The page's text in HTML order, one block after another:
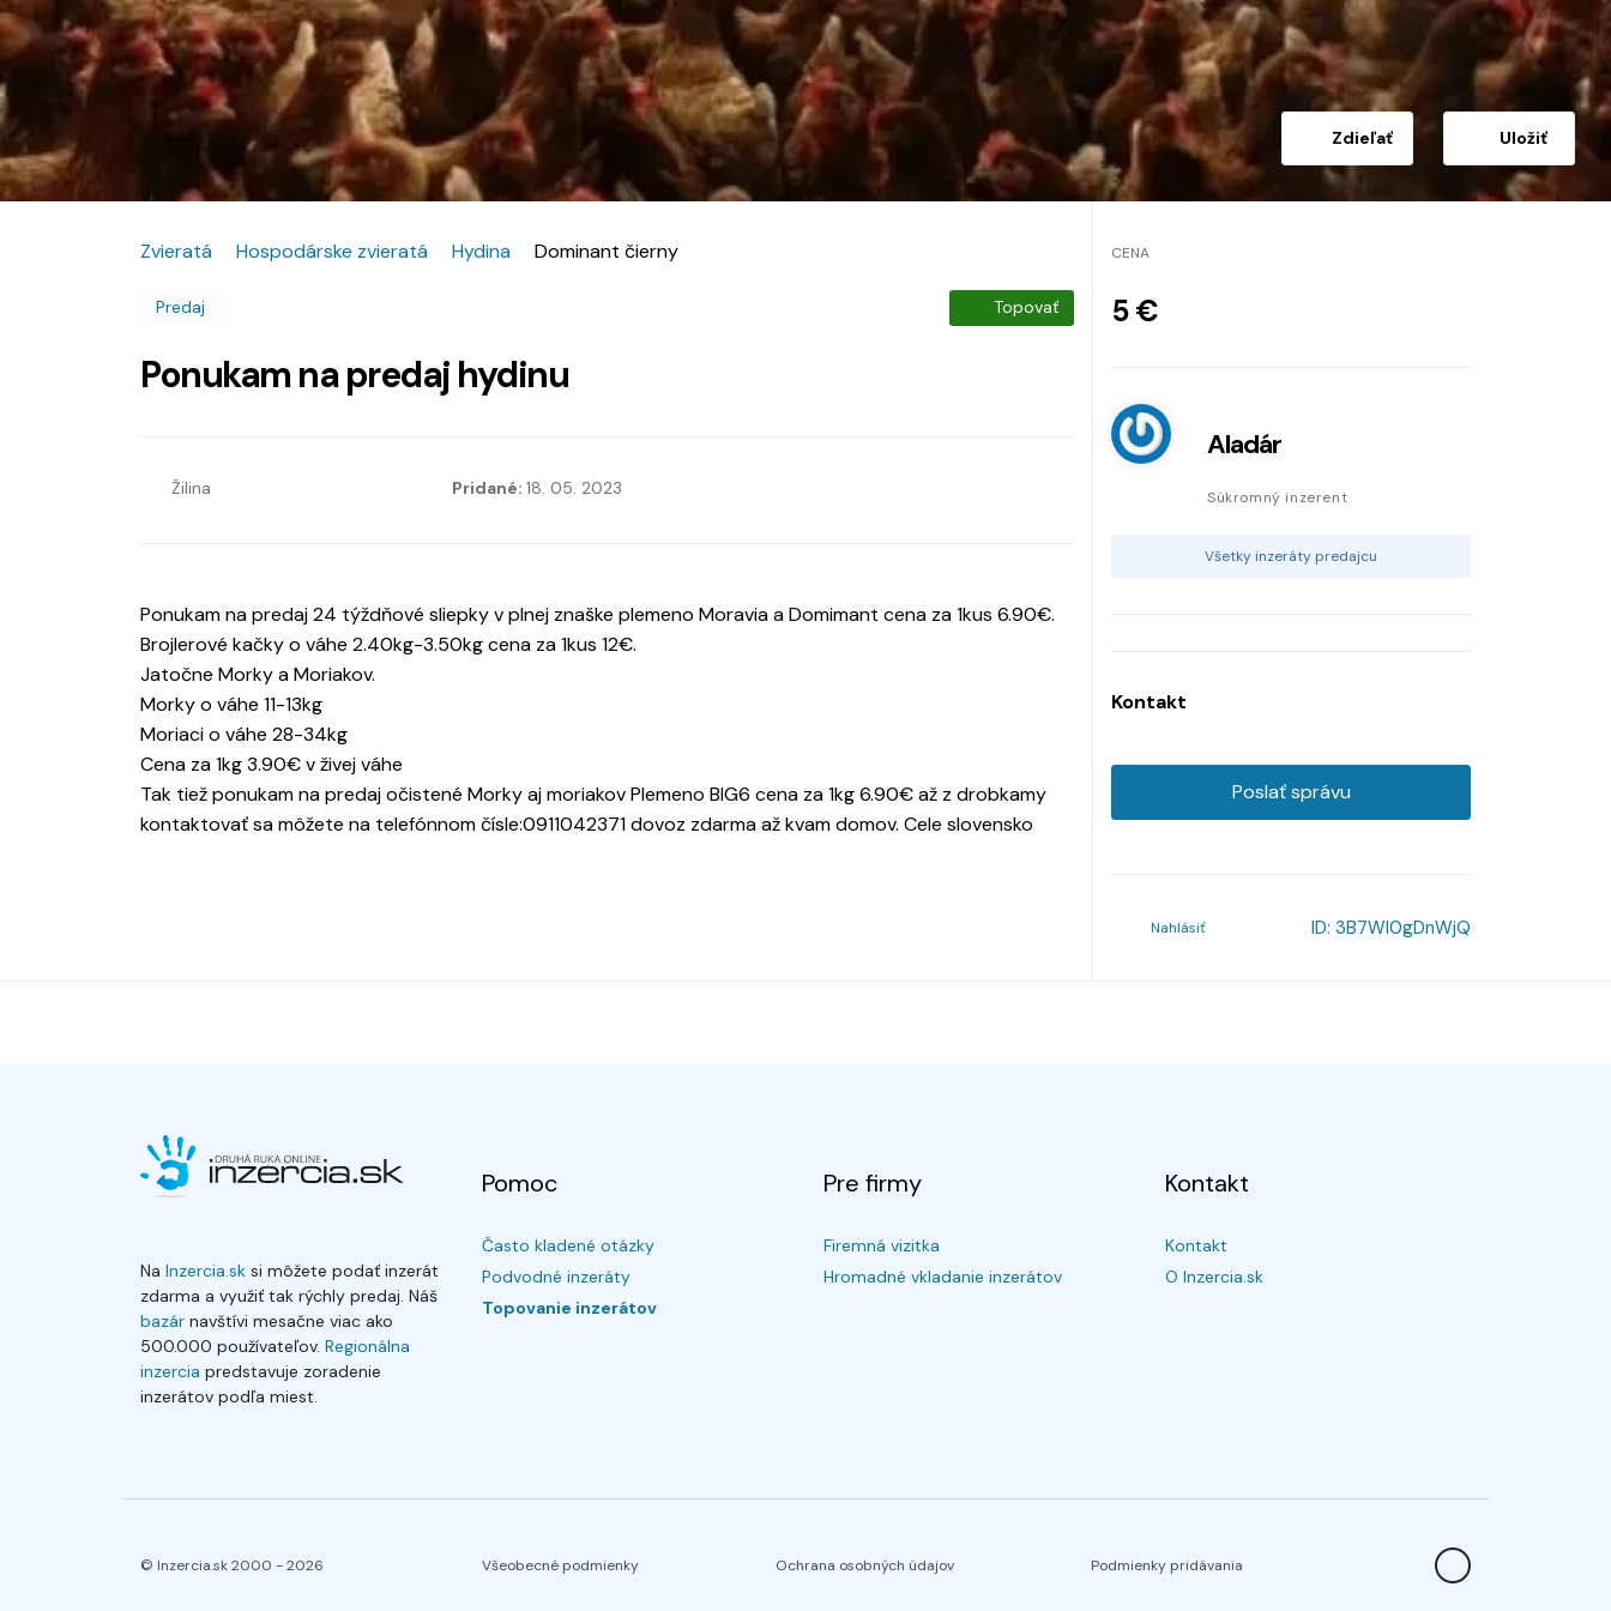
Zdieľať Uložiť
Zvieratá Hospodárske zvieratá Hydina Dominant čierny
Predaj Topovať
Ponukam na predaj hydinu
Žilina Pridané: 18. 05. 2023
Ponukam na predaj 24 týždňové sliepky v plnej znaške plemeno Moravia a Domimant cena za 1kus 6.90€.
Brojlerové kačky o váhe 2.40kg-3.50kg cena za 1kus 12€.
Jatočne Morky a Moriakov.
Morky o váhe 11-13kg
Moriaci o váhe 28-34kg
Cena za 1kg 3.90€ v živej váhe
Tak tiež ponukam na predaj očistené Morky aj moriakov Plemeno BIG6 cena za 1kg 6.90€ až z drobkamy
kontaktovať sa môžete na telefónnom čísle:0911042371 dovoz zdarma až kvam domov. Cele slovensko
CENA
5 €
Aladár
Súkromný inzerent
Všetky inzeráty predajcu
Kontakt
Poslať správu
Nahlásiť ID: 3B7Wl0gDnWjQ
Na Inzercia.sk si môžete podať inzerát
zdarma a využiť tak rýchly predaj. Náš
bazár navštívi mesačne viac ako
500.000 používateľov. Regionálna
inzercia predstavuje zoradenie
inzerátov podľa miest.
Pomoc
Často kladené otázky
Podvodné inzeráty
Topovanie inzerátov
Pre firmy
Firemná vizitka
Hromadné vkladanie inzerátov
Kontakt
Kontakt
O Inzercia.sk
© Inzercia.sk 2000 -2026 Všeobecné podmienky Ochrana osobných údajov Podmienky pridávania